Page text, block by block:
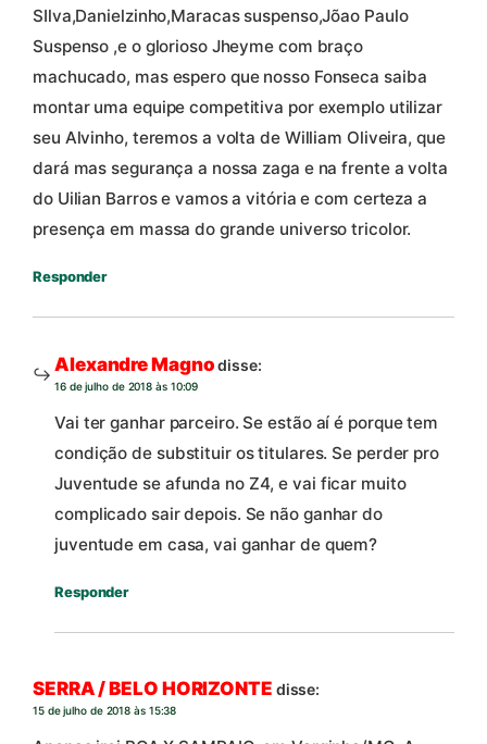
SIlva,Danielzinho,Maracas suspenso,Jõao Paulo
Suspenso ,e o glorioso Jheyme com braço
machucado, mas espero que nosso Fonseca saiba
montar uma equipe competitiva por exemplo utilizar
seu Alvinho, teremos a volta de William Oliveira, que
dará mas segurança a nossa zaga e na frente a volta
do Uilian Barros e vamos a vitória e com certeza a
presença em massa do grande universo tricolor.
Responder
Alexandre Magno disse:
16 de julho de 2018 às 10:09
Vai ter ganhar parceiro. Se estão aí é porque tem
condição de substituir os titulares. Se perder pro
Juventude se afunda no Z4, e vai ficar muito
complicado sair depois. Se não ganhar do
juventude em casa, vai ganhar de quem?
Responder
SERRA / BELO HORIZONTE disse:
15 de julho de 2018 às 15:38